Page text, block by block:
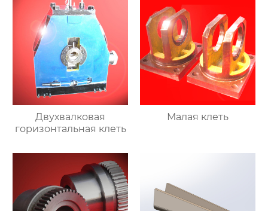
Двухвалковая
горизонтальная клеть
Малая клеть